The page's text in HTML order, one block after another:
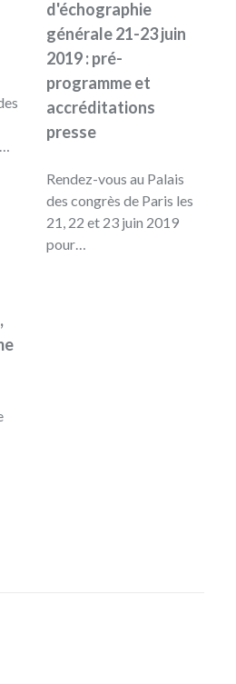
d'échographie
générale 21-23 juin
2019 : pré-
programme et
accréditations
presse
Rendez-vous au Palais
des congrès de Paris les
21, 22 et 23 juin 2019
pour…